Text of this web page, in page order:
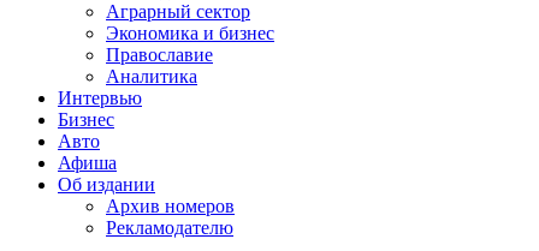
Аграрный сектор
Экономика и бизнес
Православие
Аналитика
Интервью
Бизнес
Авто
Афиша
Об издании
Архив номеров
Рекламодателю